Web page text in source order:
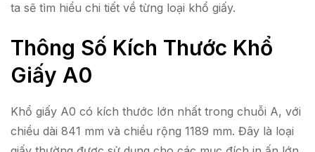
ta sẽ tìm hiểu chi tiết về từng loại khổ giấy.
Thông Số Kích Thước Khổ
Giấy A0
Khổ giấy A0 có kích thước lớn nhất trong chuỗi A, với
chiều dài 841 mm và chiều rộng 1189 mm. Đây là loại